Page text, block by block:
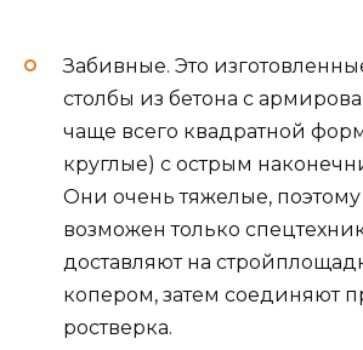
Забивные. Это
столбы из бетона с
чаще всего квадратной
круглые) с острым
Они очень тяжелые,
возможен только
доставляют на
копером, затем соединяют
ростверка.